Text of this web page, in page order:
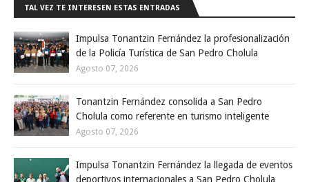
TAL VEZ TE INTERESEN ESTAS ENTRADAS
Impulsa Tonantzin Fernández la profesionalización
de la Policía Turística de San Pedro Cholula
Agosto 07, 2026
Tonantzin Fernández consolida a San Pedro
Cholula como referente en turismo inteligente
Agosto 07, 2026
Impulsa Tonantzin Fernández la llegada de eventos
deportivos internacionales a San Pedro Cholula